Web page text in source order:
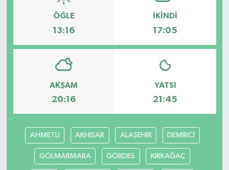
ÖĞLE
13:16
İKINDI
17:05
AKŞAM
20:16
YATSI
21:45
AHMETLİ AKHİSAR ALAŞEHİR DEMİRCİ
GÖLMARMARA GÖRDES KIRKAĞAÇ